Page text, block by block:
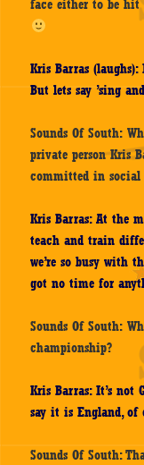
face either to be
Kris Barras (laughs):
But lets say ’sing
Sounds Of South:
private person Kris
committed in social
Kris Barras: At the
teach and train
we’re so busy with
got no time for
Sounds Of South:
championship?
Kris Barras: It’s not
say it is England, of
Sounds Of South: